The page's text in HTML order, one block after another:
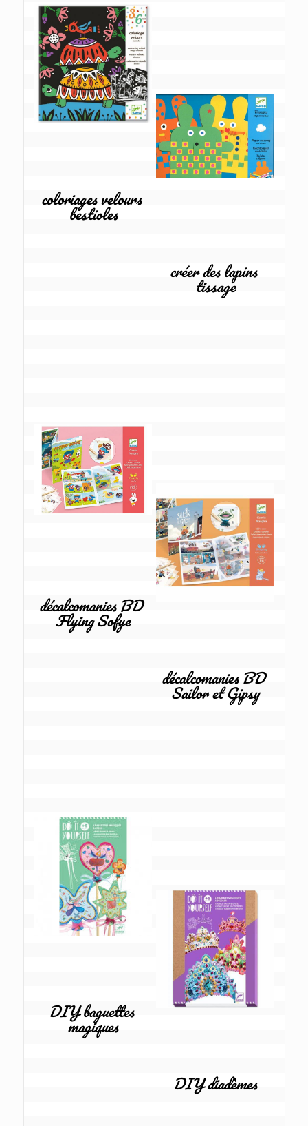
coloriages velours
bestioles
créer des lapins
tissage
décalcomanies BD
Flying Sofye
décalcomanies BD
Sailor et Gipsy
DIY baguettes
magiques
DIY diadèmes